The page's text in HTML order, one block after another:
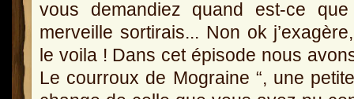
vous demandiez quand est-ce
merveille sortirais... Non ok
le voila ! Dans cet épisode nous
Le courroux de Mograine “, une